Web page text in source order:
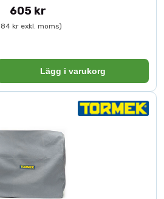
handbok i slipning.
HTK-806 för Hus och Hem som innehåller
handverktyg.
605 kr
kr exkl. moms)
Lägg i varukorg